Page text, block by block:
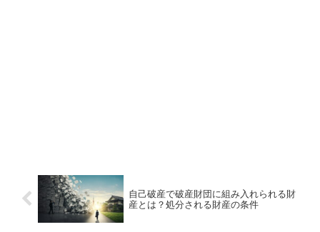
自己破産で破産財団に組み入れられる財
産とは？処分される財産の条件